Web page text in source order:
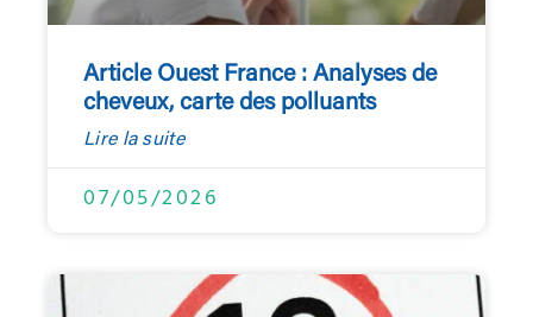
Article Ouest France : Analyses de
cheveux, carte des polluants
Lire la suite
07/05/2026